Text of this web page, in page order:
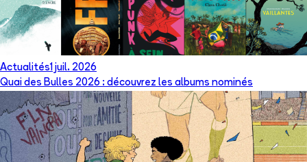
Actualités1 juil. 2026
Quai des Bulles 2026 : découvrez les albums nominés